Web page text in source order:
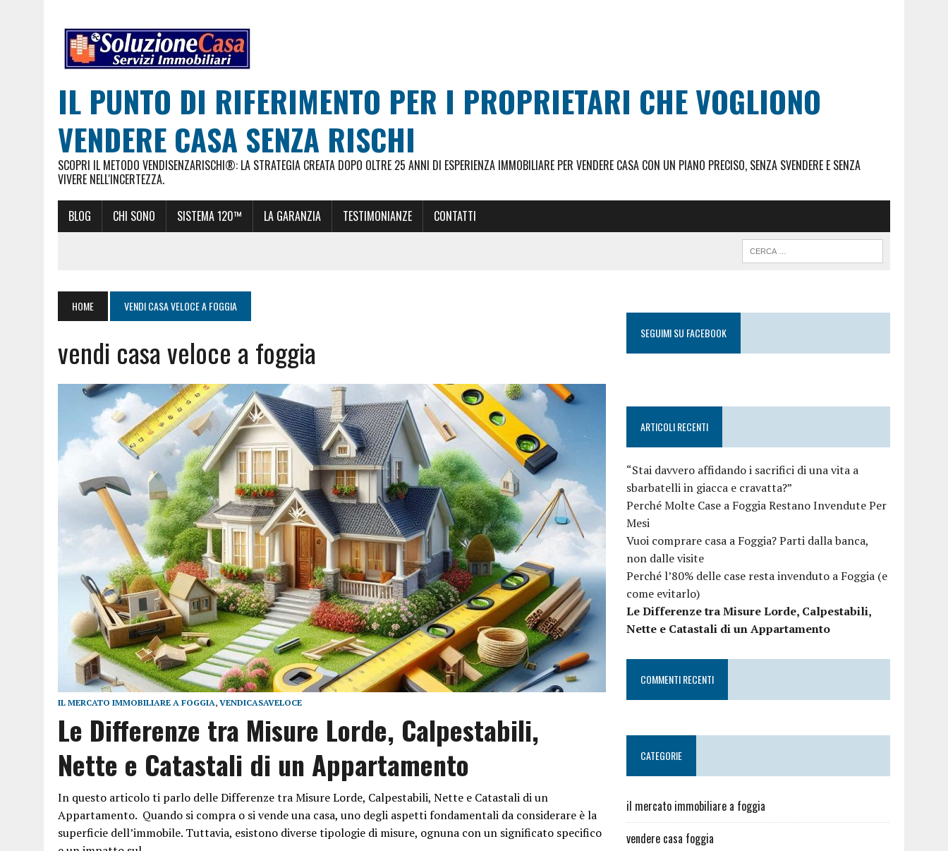
IL PUNTO DI RIFERIMENTO PER I PROPRIETARI CHE VOGLIONO
VENDERE CASA SENZA RISCHI
SCOPRI IL METODO VENDISENZARISCHI®: LA STRATEGIA CREATA DOPO OLTRE 25 ANNI DI ESPERIENZA IMMOBILIARE PER VENDERE CASA CON UN PIANO PRECISO, SENZA SVENDERE E SENZA
VIVERE NELL'INCERTEZZA.
BLOG CHI SONO SISTEMA 120™ LA GARANZIA TESTIMONIANZE CONTATTI
HOME VENDI CASA VELOCE A FOGGIA
vendi casa veloce a foggia
IL MERCATO IMMOBILIARE A FOGGIA, VENDICASAVELOCE
Le Differenze tra Misure Lorde, Calpestabili,
Nette e Catastali di un Appartamento
In questo articolo ti parlo delle Differenze tra Misure Lorde, Calpestabili, Nette e Catastali di un
Appartamento. Quando si compra o si vende una casa, uno degli aspetti fondamentali da considerare è la
superficie dell’immobile. Tuttavia, esistono diverse tipologie di misure, ognuna con un significato specifico
SEGUIMI SU FACEBOOK
ARTICOLI RECENTI
“Stai davvero affidando i sacrifici di una vita a
sbarbatelli in giacca e cravatta?”
Perché Molte Case a Foggia Restano Invendute Per
Mesi
Vuoi comprare casa a Foggia? Parti dalla banca,
non dalle visite
Perché l’80% delle case resta invenduto a Foggia (e
come evitarlo)
Le Differenze tra Misure Lorde, Calpestabili,
Nette e Catastali di un Appartamento
COMMENTI RECENTI
CATEGORIE
il mercato immobiliare a foggia
vendere casa foggia